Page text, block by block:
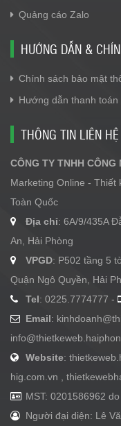
Quảng cáo Zalo
HƯỚNG DẪN &
Chính sách bảo mật
Hướng dẫn thanh toán
THÔNG TIN LIÊN HỆ
CÔNG TY TNHH CÔNG
Marketing Online - Thiết
Toàn Quốc
Địa chỉ: 6A/9/435A
An, Hải Phòng
VPGD: P502 tầng 5
Quận Ngô Quyền, Hải
Tel: 0225.7774777 -
Email:
Website:
hig.com.vn ,
MST: 0201586962
Người đại diện: Lê